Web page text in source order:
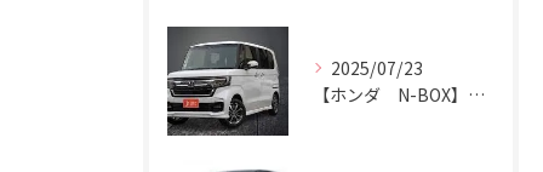
2025/07/23
【ホンダ N-BOX】N-BOXをハッピーカーズ市原中央店にお売りください。